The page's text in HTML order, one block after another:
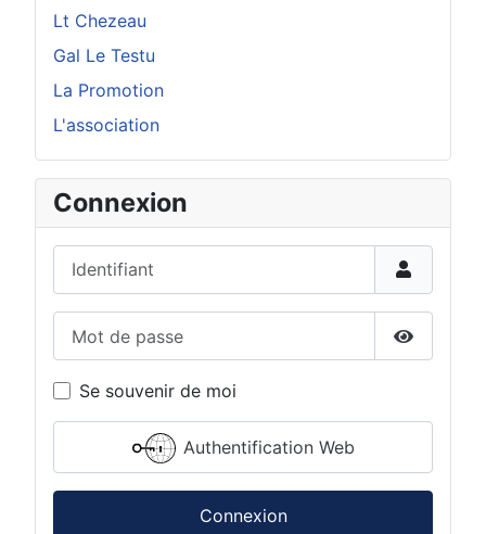
Lt Chezeau
Gal Le Testu
La Promotion
L'association
Connexion
Afficher
Se souvenir de moi
Authentification Web
Connexion